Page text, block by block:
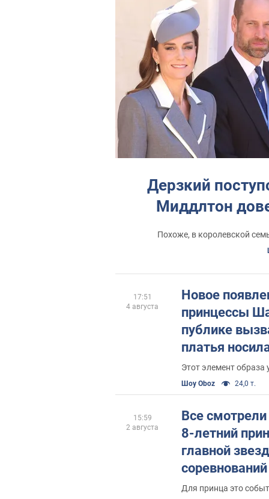
Дерзкий
Миддлтон
Похоже, в королевской
Новое
принцессы
публике
платья
Диана
Этот элемент
Шоу Oboz 24,0 т.
17:51
4 августа
Все смотрели
8-летний
главной
Фото
Для принца это
15:59
2 августа